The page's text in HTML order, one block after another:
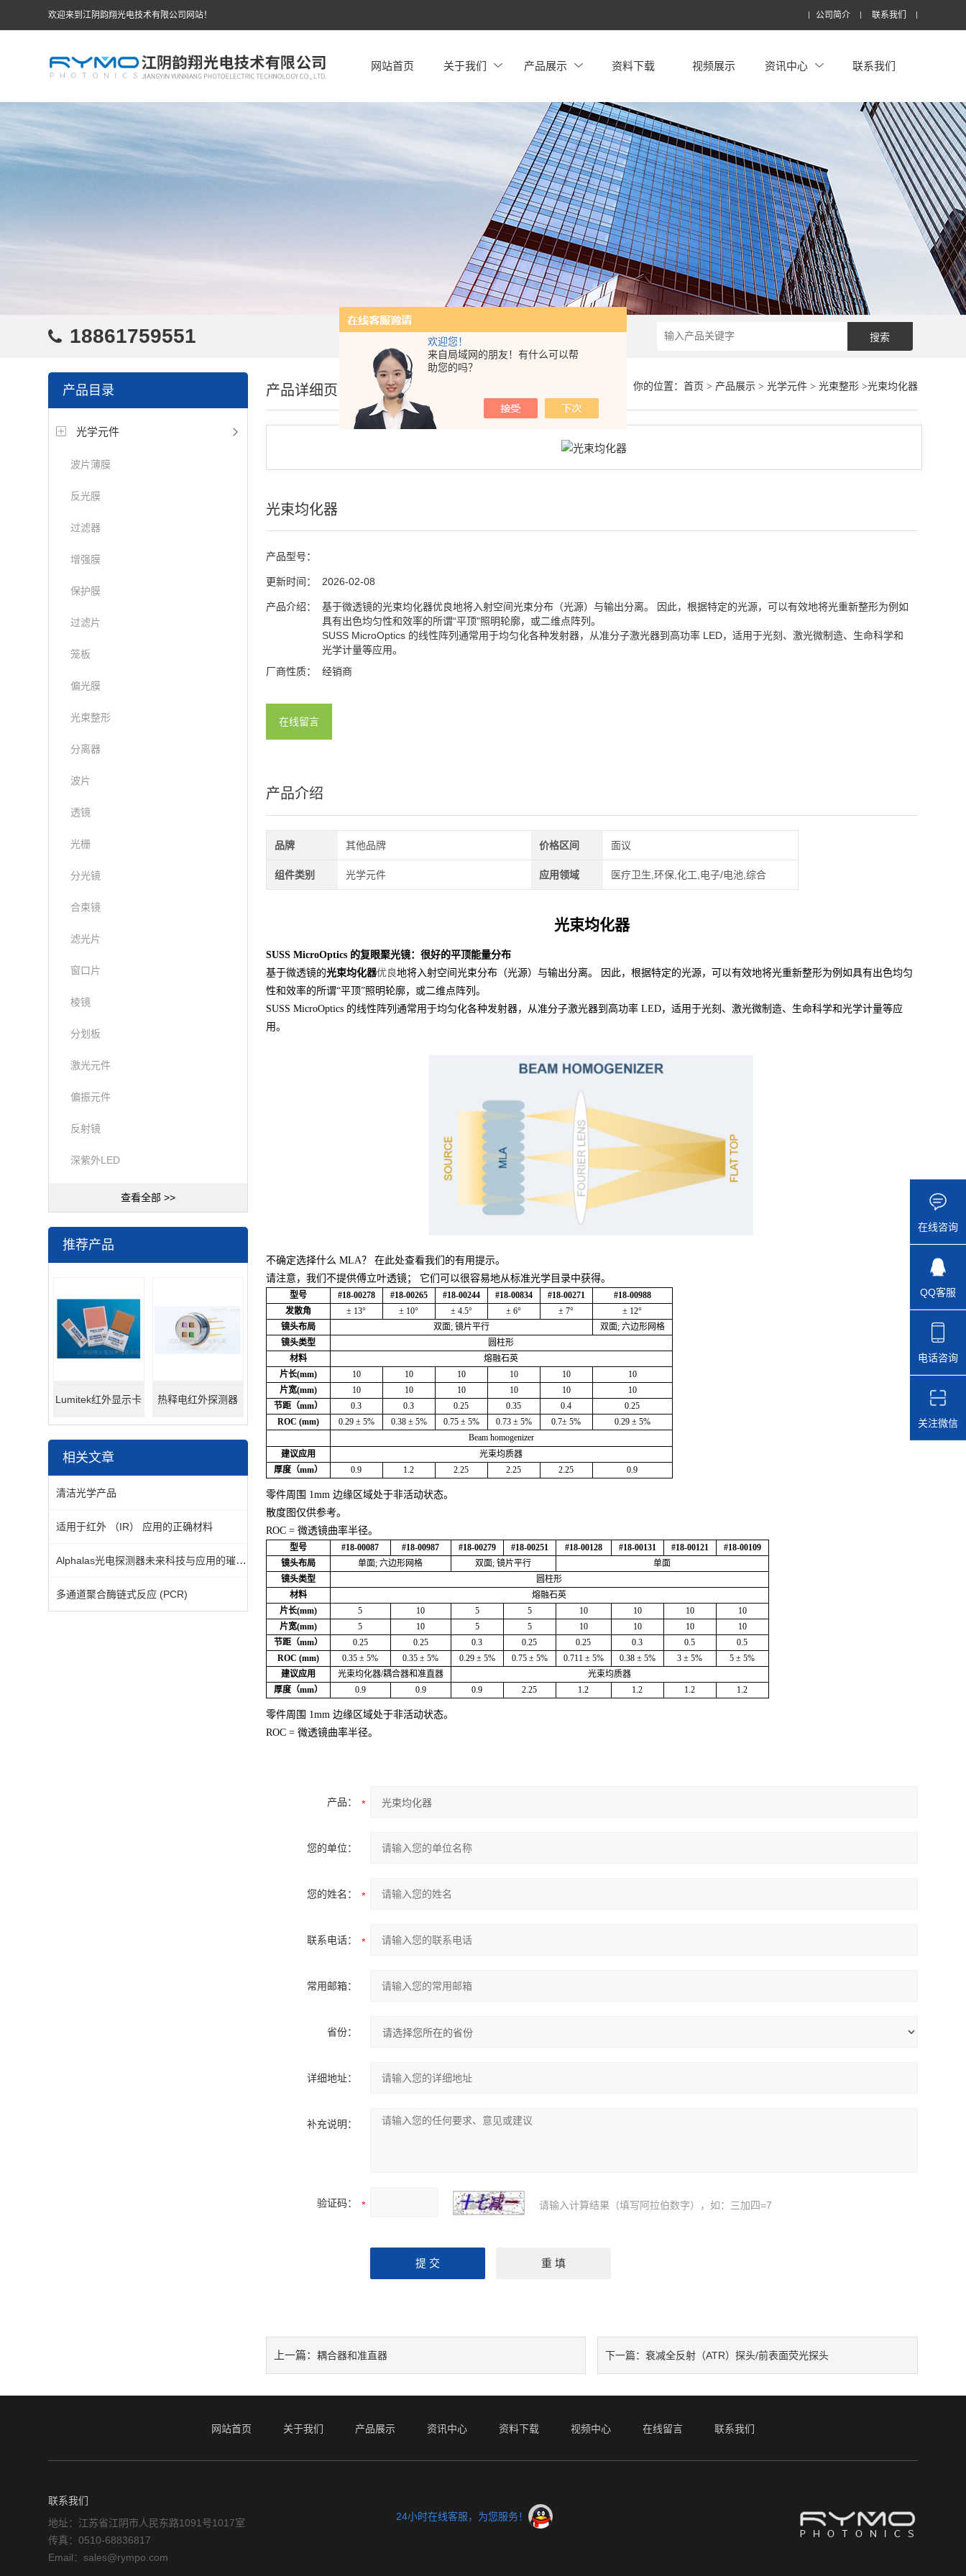
欢迎您！
来自局域网的朋友！有什么可以帮
助您的吗？
欢迎来到江阴韵翔光电技术有限公司网站！ 公司简介 联系我们
网站首页 关于我们 产品展示 资料下载 视频展示 资讯中心 联系我们
18861759551
产品目录
光学元件
波片薄膜
反光膜
过滤器
增强膜
保护膜
过滤片
笼板
偏光膜
光束整形
分离器
波片
透镜
光栅
分光镜
合束镜
滤光片
窗口片
棱镜
分划板
激光元件
偏振元件
反射镜
深紫外LED
查看全部 >>
推荐产品
Lumitek红外显示卡 热释电红外探测器
相关文章
清洁光学产品
适用于红外 （IR） 应用的正确材料
Alphalas光电探测器未来科技与应用的璀璨星辰
多通道聚合酶链式反应 (PCR)
你的位置： 首页 > 产品展示> 光学元件> 光束整形>光束均化器
产品详细页
光束均化器
产品型号：
更新时间： 2026-02-08
产品介绍：
基于微透镜的光束均化器优良地将入射空间光束分布（光源）与输出分离。 因此，根据特定的光源，可以有效地将光重新整形为例如
具有出色均匀性和效率的所谓“平顶"照明轮廓，或二维点阵列。
SUSS MicroOptics 的线性阵列通常用于均匀化各种发射器，从准分子激光器到高功率 LED，适用于光刻、激光微制造、生命科学和
光学计量等应用。
厂商性质：
经销商
在线留言
产品介绍
品牌 其他品牌 价格区间 面议
组件类别 光学元件 应用领域 医疗卫生,环保,化工,电子/电池,综合
光束均化器
SUSS MicroOptics 的复眼聚光镜：很好的平顶能量分布
基于微透镜的光束均化器优良地将入射空间光束分布（光源）与输出分离。 因此，根据特定的光源，可以有效地将光重新整形为例如具有出色均匀
性和效率的所谓“平顶”照明轮廓，或二维点阵列。
SUSS MicroOptics 的线性阵列通常用于均匀化各种发射器，从准分子激光器到高功率 LED，适用于光刻、激光微制造、生命科学和光学计量等应
用。
不确定选择什么 MLA？ 在此处查看我们的有用提示。
请注意，我们不提供傅立叶透镜； 它们可以很容易地从标准光学目录中获得。
型号 #18-00278 #18-00265 #18-00244 #18-00834 #18-00271
#18-00988
发散角
± 13° ± 10° ± 4.5° ± 6° ± 7°
± 12°
镜头布局
双面; 镜片平行
双面; 六边形网格
镜头类型
圆柱形
材料
熔融石英
片长(mm)
10 10 10 10 10
10
片宽(mm)
10 10 10 10 10
10
节距（mm）
0.3 0.3 0.25 0.35 0.4
0.25
ROC (mm)
0.29 ± 5% 0.38 ± 5% 0.75 ± 5% 0.73 ± 5% 0.7± 5%
0.29 ± 5%
Beam homogenizer
建议应用
光束均质器
厚度（mm）
0.9 1.2 2.25 2.25 2.25 0.9
零件周围 1mm 边缘区域处于非活动状态。
散度图仅供参考。
ROC = 微透镜曲率半径。
型号 #18-00087 #18-00987 #18-00279 #18-00251 #18-00128 #18-00131 #18-00121
#18-00109
镜头布局
单面; 六边形网格 双面; 镜片平行
单面
镜头类型
圆柱形
材料
熔融石英
片长(mm)
5 10 5 5 10 10 10
10
片宽(mm)
5 10 5 5 10 10 10
10
节距（mm）
0.25 0.25 0.3 0.25 0.25 0.3 0.5
0.5
ROC (mm)
0.35 ± 5% 0.35 ± 5% 0.29 ± 5% 0.75 ± 5% 0.711 ± 5% 0.38 ± 5% 3 ± 5%
5 ± 5%
建议应用
光束均化器/耦合器和准直器
光束均质器
厚度（mm）
0.9 0.9 0.9 2.25 1.2 1.2 1.2 1.2
零件周围 1mm 边缘区域处于非活动状态。
ROC = 微透镜曲率半径。
产品：
您的单位：
您的姓名：
联系电话：
常用邮箱：
省份：
详细地址：
补充说明：
验证码： 请输入计算结果（填写阿拉伯数字），如：三加四=7
上一篇： 耦合器和准直器 下一篇： 衰减全反射（ATR）探头/前表面荧光探头
网站首页 关于我们 产品展示 资讯中心 资料下载 视频中心 在线留言 联系我们
联系我们
地址：江苏省江阴市人民东路1091号1017室
传真：0510-68836817
Email：sales@rympo.com
24小时在线客服，为您服务！
在线咨询
QQ客服
电话咨询
关注微信